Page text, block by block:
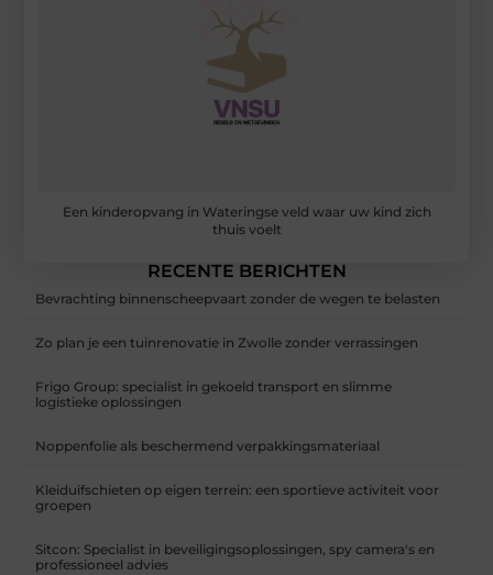
Een kinderopvang in Wateringse veld waar uw kind zich
thuis voelt
RECENTE BERICHTEN
Bevrachting binnenscheepvaart zonder de wegen te belasten
Zo plan je een tuinrenovatie in Zwolle zonder verrassingen
Frigo Group: specialist in gekoeld transport en slimme
logistieke oplossingen
Noppenfolie als beschermend verpakkingsmateriaal
Kleiduifschieten op eigen terrein: een sportieve activiteit voor
groepen
Sitcon: Specialist in beveiligingsoplossingen, spy camera's en
professioneel advies